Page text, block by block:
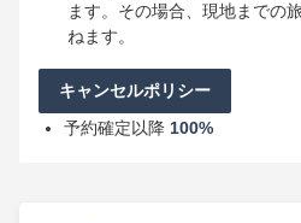
ます。その場合、現地までの
ねます。
キャンセルポリシー
予約確定以降 100%